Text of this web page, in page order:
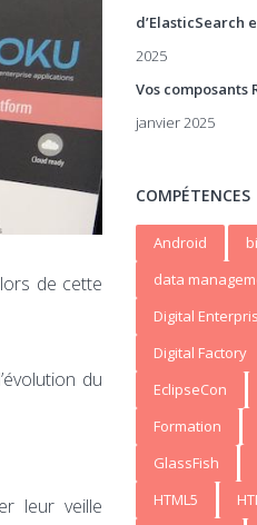
de cette
du
leur veille
d’ElasticSearch
2025
Vos composants
janvier 2025
COMPÉTENCES
Android
data
Digital
Digital Factory
EclipseCon
Formation
GlassFish
HTML5